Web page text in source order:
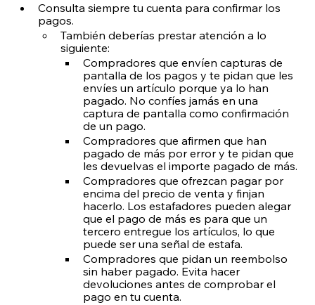
Consulta siempre tu cuenta para confirmar los
pagos.
También deberías prestar atención a lo
siguiente:
Compradores que envíen capturas de
pantalla de los pagos y te pidan que les
envíes un artículo porque ya lo han
pagado. No confíes jamás en una
captura de pantalla como confirmación
de un pago.
Compradores que afirmen que han
pagado de más por error y te pidan que
les devuelvas el importe pagado de más.
Compradores que ofrezcan pagar por
encima del precio de venta y finjan
hacerlo. Los estafadores pueden alegar
que el pago de más es para que un
tercero entregue los artículos, lo que
puede ser una señal de estafa.
Compradores que pidan un reembolso
sin haber pagado. Evita hacer
devoluciones antes de comprobar el
pago en tu cuenta.